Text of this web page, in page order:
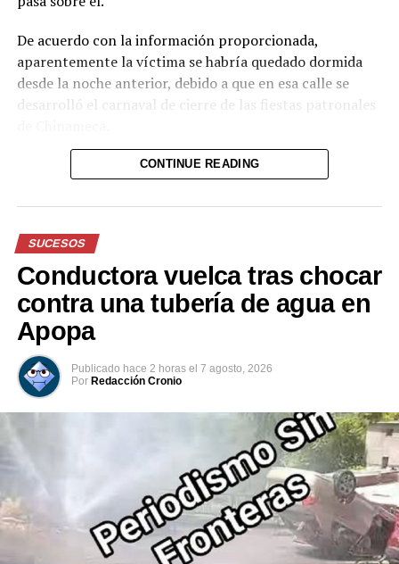
Niña fue abusada por siete hombres en departamento de
De acuerdo con la información proporcionada,
aparentemente la víctima se habría quedado dormida
desde la noche anterior, debido a que en esa calle se
desarrolló el carnaval de cierre de las fiestas patronales
Hasta el momento, el texto no proporciona información
circunstancias posteriores al accidente.
Reproductor
de
vídeo
00:32
Comparte esto:
X
CONTINUE READING
SUCESOS
Conductora vuelca tras chocar
contra una tubería de agua en
Apopa
Publicado hace 2 horas el 7 agosto, 2026
Por Redacción Cronio